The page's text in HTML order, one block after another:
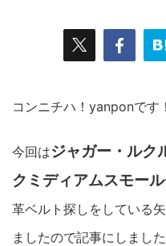
コンニチハ！yanponです！
今回はジャガー・ルク
クミディアムスモール
革ベルト探しをしている
ましたので記事にしまし